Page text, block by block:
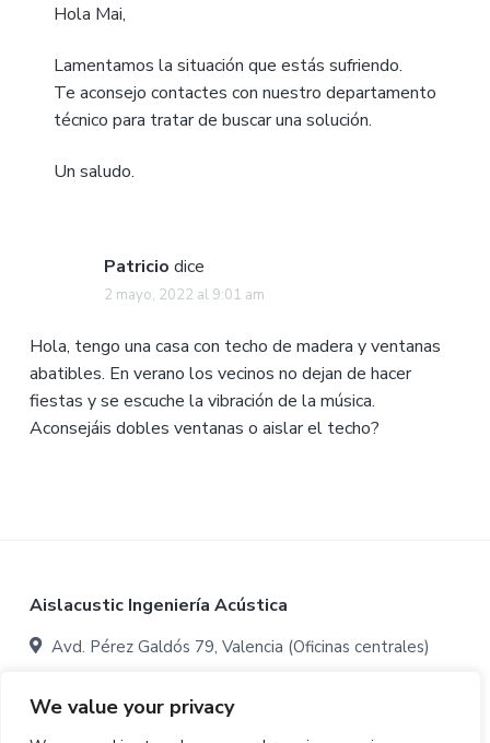
We value your privacy
Hola Mai,
Lamentamos la situación que estás sufriendo.
Te aconsejo contactes con nuestro departamento
técnico para tratar de buscar una solución.
Un saludo.
Patricio dice
2 mayo, 2022 al 9:01 am
Hola, tengo una casa con techo de madera y ventanas
abatibles. En verano los vecinos no dejan de hacer
fiestas y se escuche la vibración de la música.
Aconsejáis dobles ventanas o aislar el techo?
Footer
Aislacustic Ingeniería Acústica
Avd. Pérez Galdós 79, Valencia (Oficinas centrales)
Avenida Ovidi Montllor 22, Aldaia, Valencia (Oficinas y